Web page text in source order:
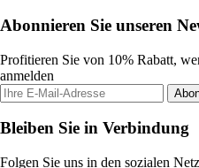
Abonnieren Sie unseren
Profitieren Sie von 10% Rabatt,
anmelden
Bleiben Sie in Verbindung
Folgen Sie uns in den sozialen